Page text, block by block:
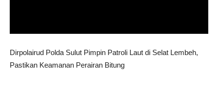
Dirpolairud Polda Sulut Pimpin Patroli Laut di Selat Lembeh,
Pastikan Keamanan Perairan Bitung